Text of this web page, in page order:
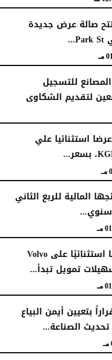
صالة عرض جديدة
للتسجيل
لتقديم الشكاوى
استثنائيا علي
المالية للربع الثاني
مـ
عز العرب تطلق عرضًا استثنائيًا على Volvo
مـ
بتعيين أيمن البياع
تحديث الصناعة...